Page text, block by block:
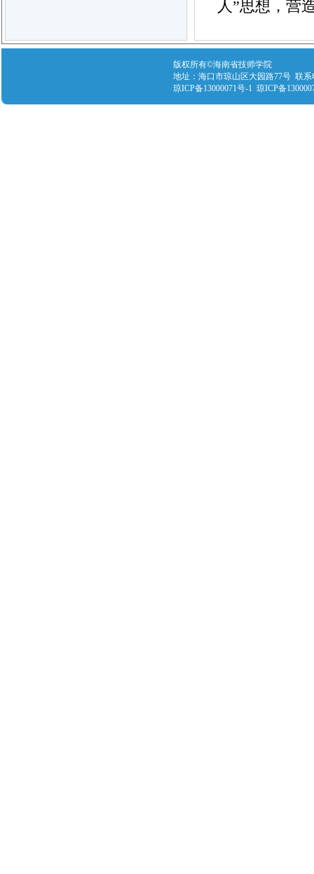
人”思想，营
版权所有©海南省技师学院
地址：海口市琼山区大园路77号 联系
琼ICP备13000071号-1 琼ICP备